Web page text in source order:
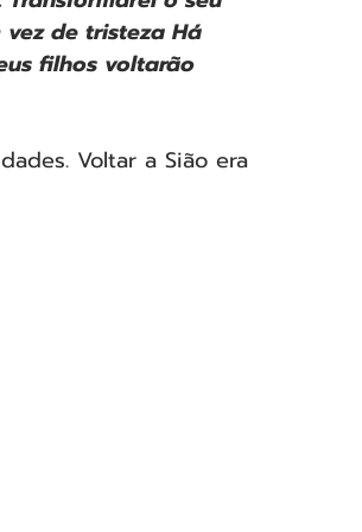
de tristeza Há
filhos voltarão
Voltar a Sião era